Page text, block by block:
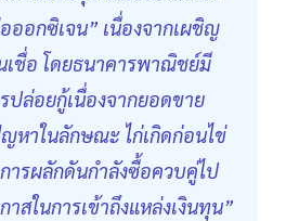
ออกซิเจน” เนื่องจากเผชิญ
เชื่อ โดยธนาคารพาณิชย์มี
ปล่อยกู้เนื่องจากยอดขาย
หาในลักษณะ ไก่เกิดก่อนไข่
ารผลักดันกำลังซื้อควบคู่ไป
สในการเข้าถึงแหล่งเงินทุน”